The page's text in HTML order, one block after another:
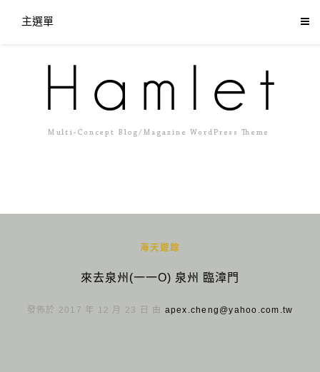
主選單
海天遊踪
來去泉州(一一O) 泉州 臨漳門
發佈於 2017 年 12 月 23 日 由 apex.cheng@yahoo.com.tw